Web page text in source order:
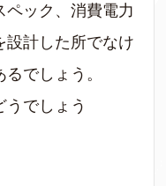
ペック、消費電力
設計した所でなけ
でしょう。
うでしょう